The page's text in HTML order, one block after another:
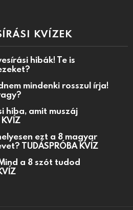
KVÍZEK
hibák! Te is
mindenki rosszul írja!
hiba, amit muszáj
ezt a 8 magyar
TUDÁSPRÓBA KVÍZ
a 8 szót tudod